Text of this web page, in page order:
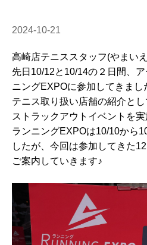
2024-10-21
高崎店テニススタッフ(やまいえ
先日10/12と10/14の２日間、
ニングEXPOに参加してきまし
テニス取り扱い店舗の紹介と
ストラックアウトイベントを実
ランニングEXPOは10/10から
したが、今回は参加してきた
ご案内していきます♪